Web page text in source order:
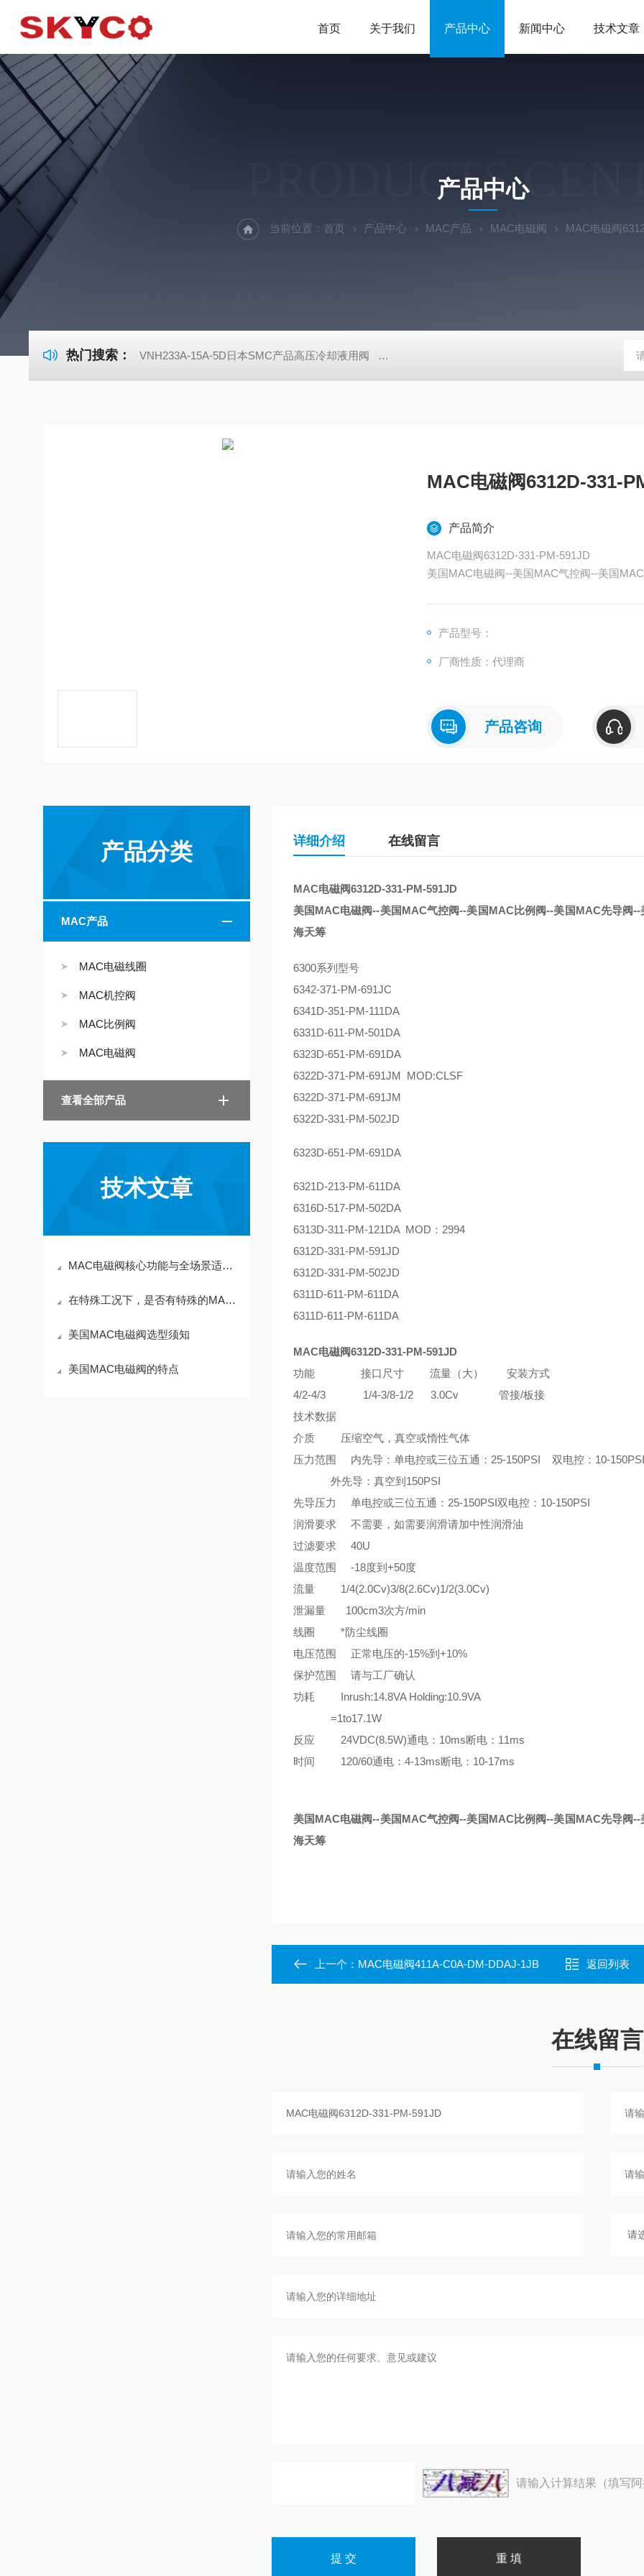
首页 关于我们 产品中心 新闻中心 技术文章
PRODUCTS
产品中心
当前位置： 首页 产品中心 MAC产品 MAC电磁阀 MAC电磁阀
热门搜索： VNH233A-15A-5D日本SMC产品高压冷却液用阀 MVSD-180-4E1-AC220V代理金器Mindman电磁阀
MAC电磁阀6312D-331-
产品简介
MAC电磁阀6312D-331-PM-591JD
美国MAC电磁阀--美国MAC气控阀--美国
产品型号：
厂商性质：代理商
产品咨询
产品分类
MAC产品
MAC电磁线圈
MAC机控阀
MAC比例阀
MAC电磁阀
查看全部产品
技术文章
MAC电磁阀核心功能与全场景适配指南
在特殊工况下，是否有特殊的MAC电磁阀产品可供选择？
美国MAC电磁阀选型须知
美国MAC电磁阀的特点
详细介绍 在线留言
MAC电磁阀6312D-331-PM-591JD
美国MAC电磁阀--美国MAC气控阀--美国MAC比例阀--美国MAC先导阀
海天筹
6300系列型号
6342-371-PM-691JC
6341D-351-PM-111DA
6331D-611-PM-501DA
6323D-651-PM-691DA
6322D-371-PM-691JM MOD:CLSF
6322D-371-PM-691JM
6322D-331-PM-502JD
6323D-651-PM-691DA
6321D-213-PM-611DA
6316D-517-PM-502DA
6313D-311-PM-121DA MOD：2994
6312D-331-PM-591JD
6312D-331-PM-502JD
6311D-611-PM-611DA
6311D-611-PM-611DA
MAC电磁阀6312D-331-PM-591JD
功能 接口尺寸 流量（大） 安装方式
4/2-4/3 1/4-3/8-1/2 3.0Cv 管接/板接
技术数据
介质 压缩空气，真空或惰性气体
压力范围 内先导：单电控或三位五通：25-150PSI 双电控：10-150PSI
外先导：真空到150PSI
先导压力 单电控或三位五通：25-150PSI双电控：10-150PSI
润滑要求 不需要，如需要润滑请加中性润滑油
过滤要求 40U
温度范围 -18度到+50度
流量 1/4(2.0Cv)3/8(2.6Cv)1/2(3.0Cv)
泄漏量 100cm3次方/min
线圈 *防尘线圈
电压范围 正常电压的-15%到+10%
保护范围 请与工厂确认
功耗 Inrush:14.8VA Holding:10.9VA
=1to17.1W
反应 24VDC(8.5W)通电：10ms断电：11ms
时间 120/60通电：4-13ms断电：10-17ms
美国MAC电磁阀--美国MAC气控阀--美国MAC比例阀--美国MAC先导阀
海天筹
上一个： MAC电磁阀411A-C0A-DM-DDAJ-1JB 返回列表
在线留言
请输入计算结果（填写